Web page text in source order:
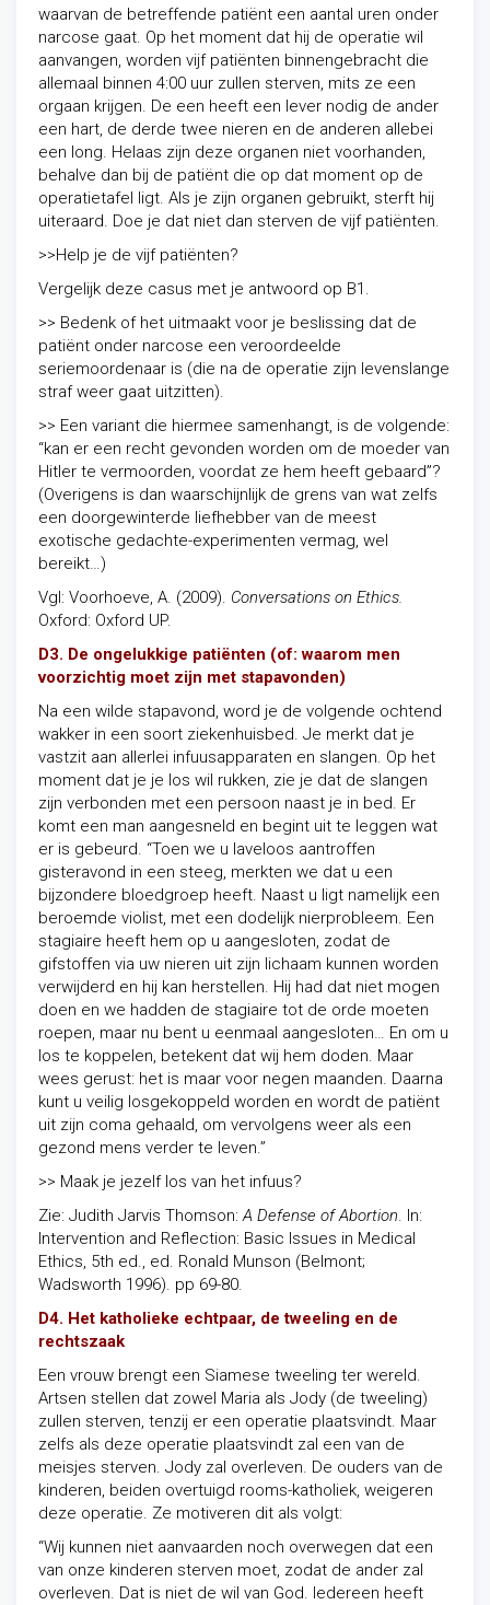
waarvan de betreffende patiënt een aantal uren onder
narcose gaat. Op het moment dat hij de operatie wil
aanvangen, worden vijf patiënten binnengebracht die
allemaal binnen 4:00 uur zullen sterven, mits ze een
orgaan krijgen. De een heeft een lever nodig de ander
een hart, de derde twee nieren en de anderen allebei
een long. Helaas zijn deze organen niet voorhanden,
behalve dan bij de patiënt die op dat moment op de
operatietafel ligt. Als je zijn organen gebruikt, sterft hij
uiteraard. Doe je dat niet dan sterven de vijf patiënten.
>>Help je de vijf patiënten?
Vergelijk deze casus met je antwoord op B1.
>> Bedenk of het uitmaakt voor je beslissing dat de
patiënt onder narcose een veroordeelde
seriemoordenaar is (die na de operatie zijn levenslange
straf weer gaat uitzitten).
>> Een variant die hiermee samenhangt, is de volgende:
“kan er een recht gevonden worden om de moeder van
Hitler te vermoorden, voordat ze hem heeft gebaard”?
(Overigens is dan waarschijnlijk de grens van wat zelfs
een doorgewinterde liefhebber van de meest
exotische gedachte-experimenten vermag, wel
bereikt…)
Vgl: Voorhoeve, A. (2009). Conversations on Ethics.
Oxford: Oxford UP.
D3. De ongelukkige patiënten (of: waarom men
voorzichtig moet zijn met stapavonden)
Na een wilde stapavond, word je de volgende ochtend
wakker in een soort ziekenhuisbed. Je merkt dat je
vastzit aan allerlei infuusapparaten en slangen. Op het
moment dat je je los wil rukken, zie je dat de slangen
zijn verbonden met een persoon naast je in bed. Er
komt een man aangesneld en begint uit te leggen wat
er is gebeurd. “Toen we u laveloos aantroffen
gisteravond in een steeg, merkten we dat u een
bijzondere bloedgroep heeft. Naast u ligt namelijk een
beroemde violist, met een dodelijk nierprobleem. Een
stagiaire heeft hem op u aangesloten, zodat de
gifstoffen via uw nieren uit zijn lichaam kunnen worden
verwijderd en hij kan herstellen. Hij had dat niet mogen
doen en we hadden de stagiaire tot de orde moeten
roepen, maar nu bent u eenmaal aangesloten… En om u
los te koppelen, betekent dat wij hem doden. Maar
wees gerust: het is maar voor negen maanden. Daarna
kunt u veilig losgekoppeld worden en wordt de patiënt
uit zijn coma gehaald, om vervolgens weer als een
gezond mens verder te leven.”
>> Maak je jezelf los van het infuus?
Zie: Judith Jarvis Thomson:A Defense of Abortion. In:
Intervention and Reflection: Basic Issues in Medical
Ethics, 5th ed., ed. Ronald Munson (Belmont;
Wadsworth 1996). pp 69-80.
D4. Het katholieke echtpaar, de tweeling en de
rechtszaak
Een vrouw brengt een Siamese tweeling ter wereld.
Artsen stellen dat zowel Maria als Jody (de tweeling)
zullen sterven, tenzij er een operatie plaatsvindt. Maar
zelfs als deze operatie plaatsvindt zal een van de
meisjes sterven. Jody zal overleven. De ouders van de
kinderen, beiden overtuigd rooms-katholiek, weigeren
deze operatie. Ze motiveren dit als volgt:
“Wij kunnen niet aanvaarden noch overwegen dat een
van onze kinderen sterven moet, zodat de ander zal
overleven. Dat is niet de wil van God. Iedereen heeft